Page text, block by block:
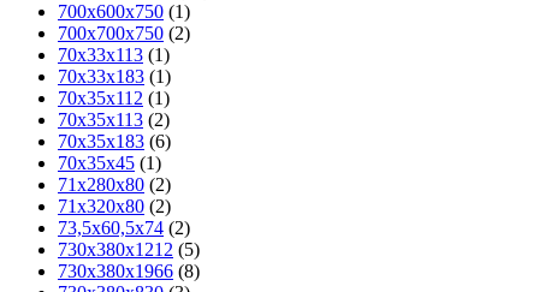
700х600х750 (1)
700х700х750 (2)
70х33х113 (1)
70х33х183 (1)
70х35х112 (1)
70х35х113 (2)
70х35х183 (6)
70х35х45 (1)
71х280х80 (2)
71х320х80 (2)
73,5x60,5x74 (2)
730х380х1212 (5)
730х380х1966 (8)